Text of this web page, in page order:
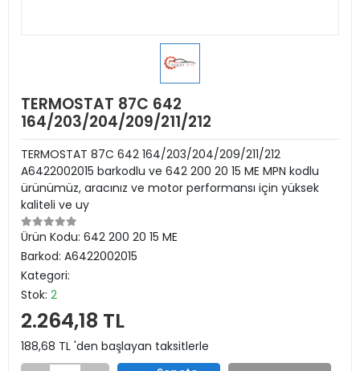
TERMOSTAT 87C 642
164/203/204/209/211/212
TERMOSTAT 87C 642 164/203/204/209/211/212
A6422002015 barkodlu ve 642 200 20 15 ME MPN kodlu
ürünümüz, aracınız ve motor performansı için yüksek
kaliteli ve uy
Ürün Kodu: 642 200 20 15 ME
Barkod: A6422002015
Kategori:
Stok: 2
2.264,18 TL
188,68 TL 'den başlayan taksitlerle